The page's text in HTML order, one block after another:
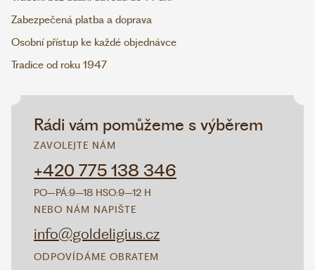
Rádi vám pomůžeme s výběrem
ZAVOLEJTE NÁM
+420 775 138 346
PO–PÁ:9–18 HSO:9–12 H
NEBO NÁM NAPIŠTE
info@goldeligius.cz
ODPOVÍDÁME OBRATEM
Zabezpečená platba a doprava
Osobní přístup ke každé objednávce
Tradice od roku 1947